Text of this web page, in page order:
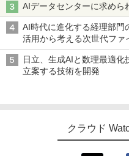
AIデータセンターに求めら
AI時代に進化する経理部
活用から考える次世代ファ
日立、生成AIと数理最適
立案する技術を開発
クラウド